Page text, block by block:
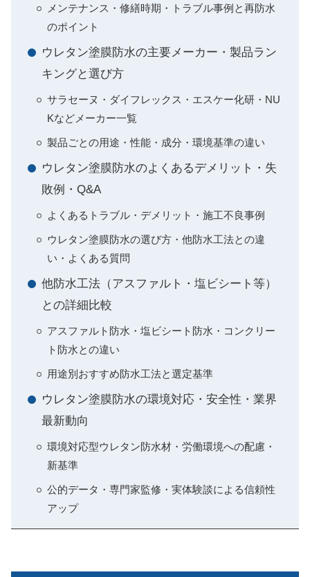
メンテナンス・修繕時期・トラブル事例と再防水
のポイント
ウレタン塗膜防水の主要メーカー・製品ラン
キングと選び方
サラセーヌ・ダイフレックス・エスケー化研・NU
Kなどメーカー一覧
製品ごとの用途・性能・成分・環境基準の違い
ウレタン塗膜防水のよくあるデメリット・失
敗例・Q&A
よくあるトラブル・デメリット・施工不良事例
ウレタン塗膜防水の選び方・他防水工法との違
い・よくある質問
他防水工法（アスファルト・塩ビシート等）
との詳細比較
アスファルト防水・塩ビシート防水・コンクリー
ト防水との違い
用途別おすすめ防水工法と選定基準
ウレタン塗膜防水の環境対応・安全性・業界
最新動向
環境対応型ウレタン防水材・労働環境への配慮・
新基準
公的データ・専門家監修・実体験談による信頼性
アップ